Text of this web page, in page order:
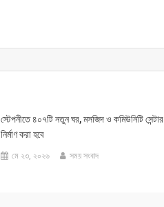
স্টেপনীতে ৪০৭টি নতুন ঘর, মসজিদ ও কমিউনিটি সেন্টার
নির্মাণ করা হবে
মে ২৩, ২০২৬ সময় সংবাদ